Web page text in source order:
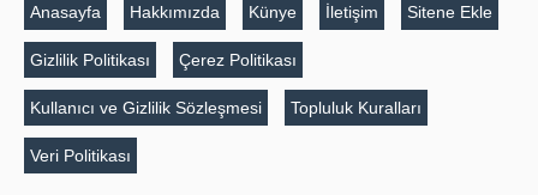
Anasayfa Hakkımızda Künye İletişim Sitene Ekle
Gizlilik Politikası Çerez Politikası
Kullanıcı ve Gizlilik Sözleşmesi Topluluk Kuralları
Veri Politikası